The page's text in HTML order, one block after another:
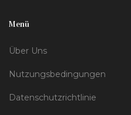
Menü
Über Uns
Nutzungsbedingungen
Datenschutzrichtlinie